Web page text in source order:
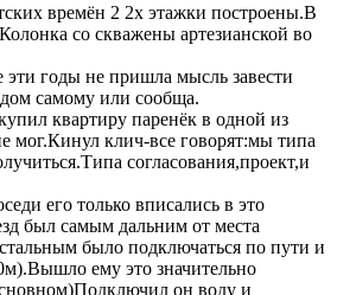
времён 2 2х этажки построены.В
со скважены артезианской во
эти годы не пришла мысль завести
самому или сообща.
квартиру паренёк в одной из
мог.Кинул клич-все говорят:мы типа
согласования,проект,и
его только вписались в это
был самым дальним от места
было подключаться по пути и
ему это значительно
он воду и